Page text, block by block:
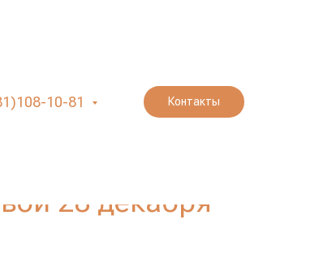
10-81 Контакты
в
28 декабря